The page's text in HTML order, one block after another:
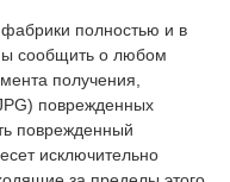
полностью и в
сообщить о любом
получения,
поврежденных
поврежденный
исключительно